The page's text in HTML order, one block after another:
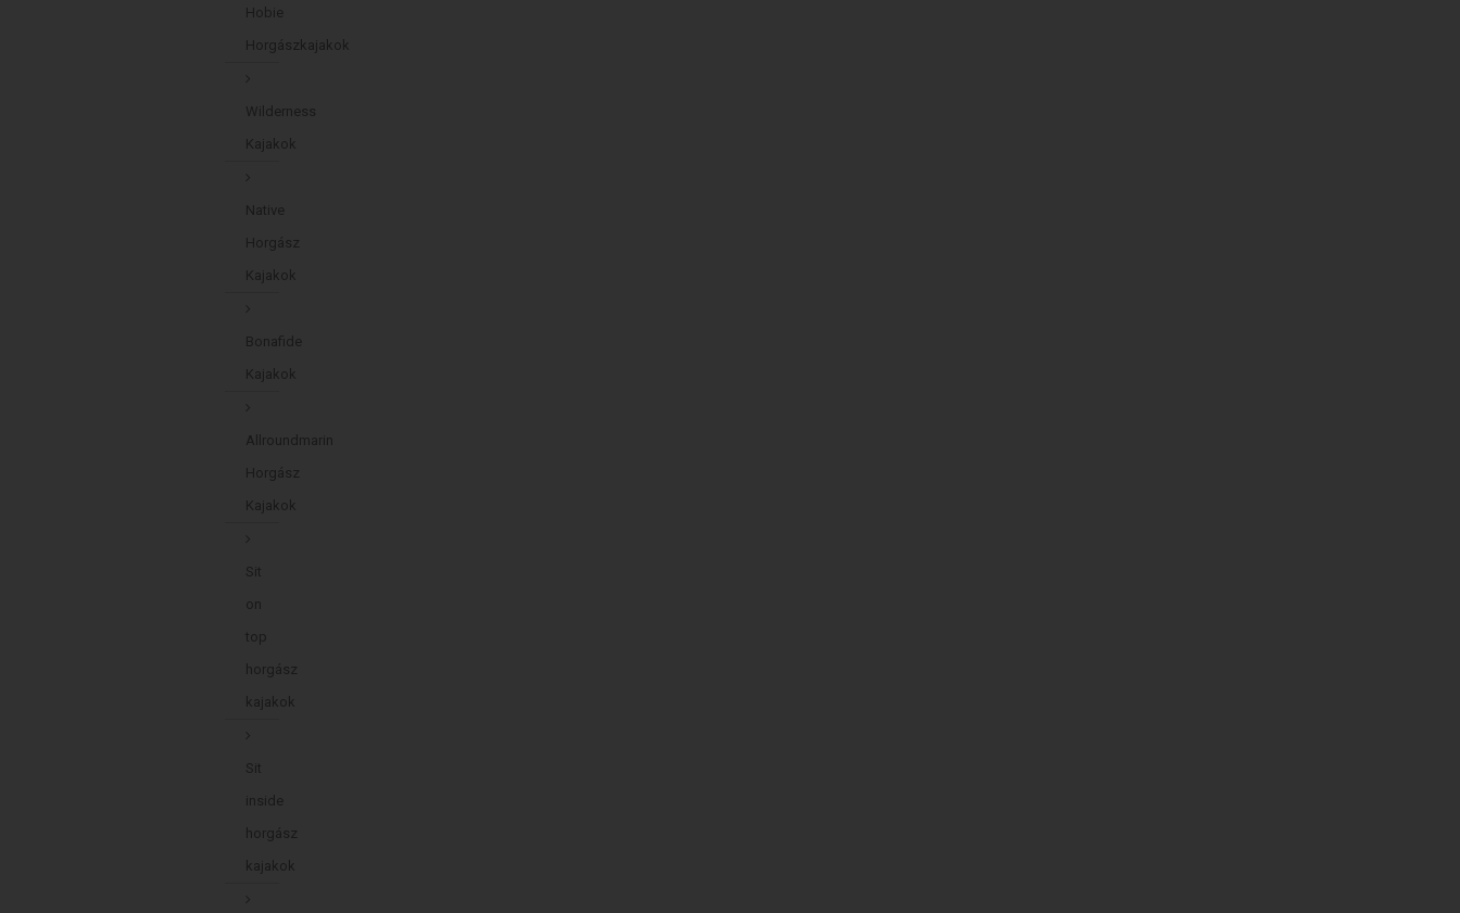
Hobie
Horgászkajakok
Wilderness
Kajakok
Native
Horgász
Kajakok
Bonafide
Kajakok
Allroundmarin
Horgász
Kajakok
Sit
on
top
horgász
kajakok
Sit
inside
horgász
kajakok